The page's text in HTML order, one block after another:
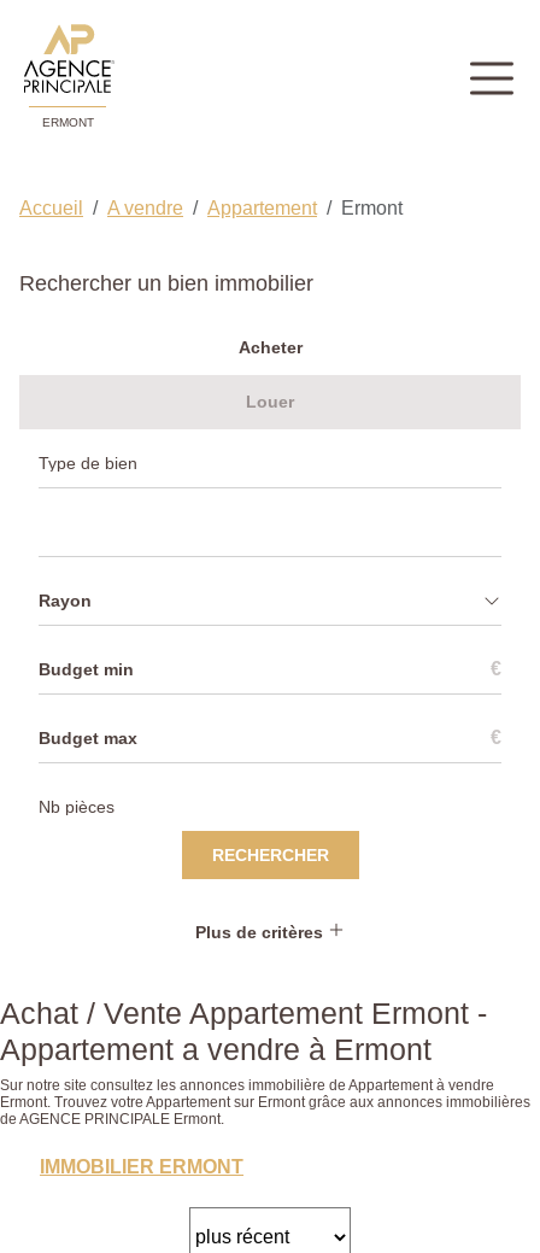
ERMONT
Accueil A vendre Appartement Ermont
Rechercher un bien immobilier
Acheter
Louer
Rayon
€
€
RECHERCHER
Plus de critères
Achat / Vente Appartement Ermont -
Appartement a vendre à Ermont
Sur notre site consultez les annonces immobilière de Appartement à vendre
Ermont. Trouvez votre Appartement sur Ermont grâce aux annonces immobilières
de AGENCE PRINCIPALE Ermont.
IMMOBILIER ERMONT